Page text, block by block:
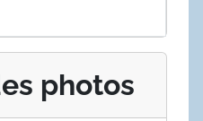
photos